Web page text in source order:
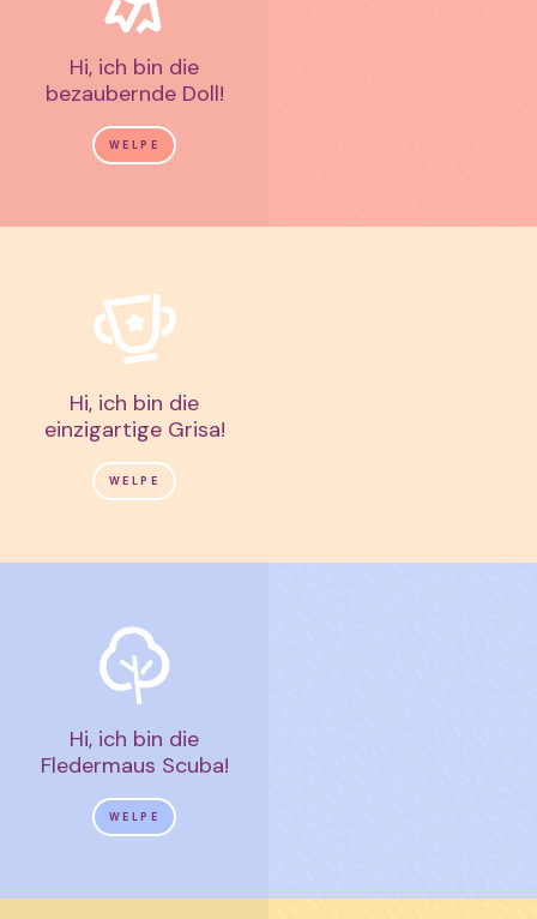
Hi, ich bin die
bezaubernde Doll!
WELPE
Hi, ich bin die
einzigartige Grisa!
WELPE
Hi, ich bin die
Fledermaus Scuba!
WELPE